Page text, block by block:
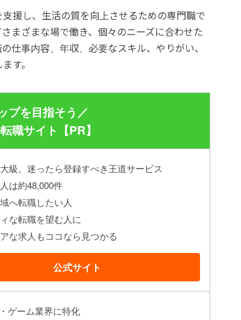
援し、生活の質を向上させるための専門職で
まざまな場で働き、個々のニーズに合わせた
仕事内容、年収、必要なスキル、やりがい、
す。
プを目指そう／
職サイト【PR】
級。迷ったら登録すべき王道サービス
は約48,000件
へ転職したい人
な転職を望む人に
な求人もココなら見つかる
公式サイト
ゲーム業界に特化